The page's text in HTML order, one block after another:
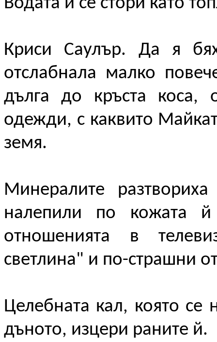
Криси Саулър. Да я
отслабнала малко
дълга до кръста коса,
одежди, с каквито
земя.
Минералите
налепили по кожата
отношенията в
светлина" и по-страшни
Целебната кал, която се
дъното, изцери раните й.